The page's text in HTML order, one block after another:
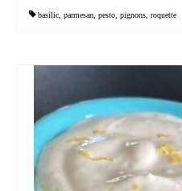
basilic parmesan pesto pignons roquette